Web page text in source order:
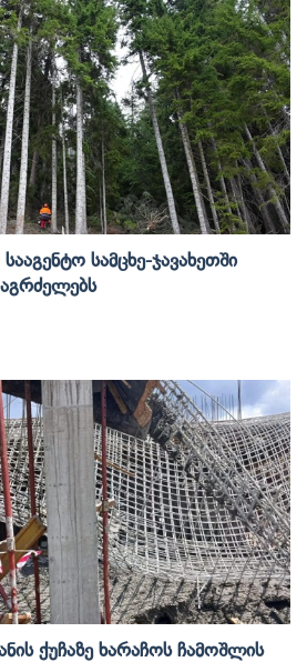
Სამცხე-Ჯავახეთში
Ქუჩაზე Ხარაჩოს Ჩამოშლის